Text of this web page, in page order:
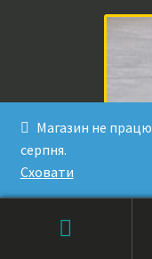
Магазин не
серпня.
Сховати